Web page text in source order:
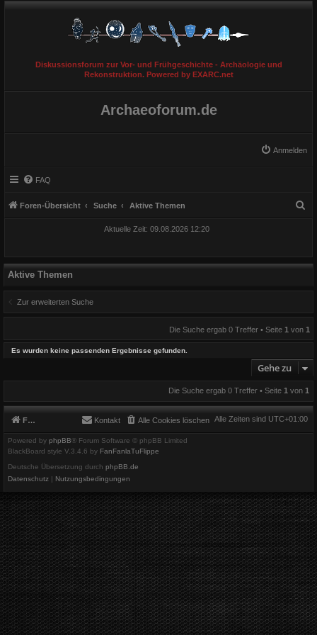
Diskussionsforum zur Vor- und Frühgeschichte - Archäologie und
Rekonstruktion. Powered by EXARC.net
Archaeoforum.de
Anmelden
FAQ
Foren-Übersicht Suche Aktive Themen
Aktuelle Zeit: 09.08.2026 12:20
Aktive Themen
Zur erweiterten Suche
Die Suche ergab 0 Treffer • Seite 1 von 1
Es wurden keine passenden Ergebnisse gefunden.
Gehe zu
Die Suche ergab 0 Treffer • Seite 1 von 1
Foren-Übersicht Alle Zeiten sind UTC+01:00
Alle Cookies löschen
Kontakt
Powered by phpBB® Forum Software © phpBB Limited
BlackBoard style V.3.4.6 by FanFanlaTuFlippe
Deutsche Übersetzung durch phpBB.de
Datenschutz
Nutzungsbedingungen